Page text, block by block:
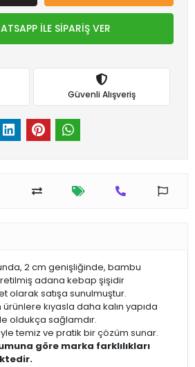
İLE SİPARİŞ VER
Güvenli Alışveriş
2 cm genişliğinde, bambu
adana kebap şişidir
olarak satışa sunulmuştur.
kıyasla daha kalın yapıda
oldukça sağlamdır.
temiz ve pratik bir çözüm sunar.
göre marka farklılıkları